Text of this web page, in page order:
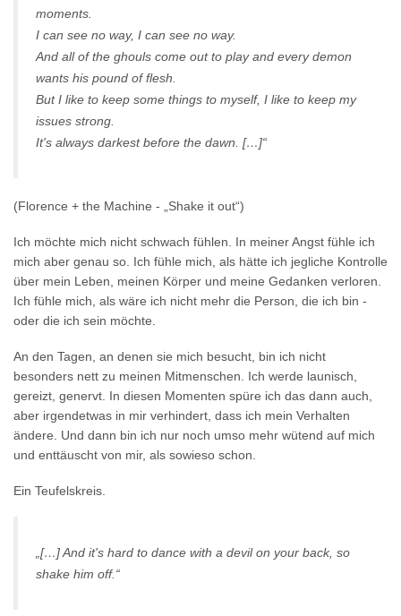
moments.
I can see no way, I can see no way.
And all of the ghouls come out to play and every demon
wants his pound of flesh.
But I like to keep some things to myself, I like to keep my
issues strong.
It's always darkest before the dawn. […]“
(Florence + the Machine - „Shake it out“)
Ich möchte mich nicht schwach fühlen. In meiner Angst fühle ich
mich aber genau so. Ich fühle mich, als hätte ich jegliche Kontrolle
über mein Leben, meinen Körper und meine Gedanken verloren.
Ich fühle mich, als wäre ich nicht mehr die Person, die ich bin -
oder die ich sein möchte.
An den Tagen, an denen sie mich besucht, bin ich nicht
besonders nett zu meinen Mitmenschen. Ich werde launisch,
gereizt, genervt. In diesen Momenten spüre ich das dann auch,
aber irgendetwas in mir verhindert, dass ich mein Verhalten
ändere. Und dann bin ich nur noch umso mehr wütend auf mich
und enttäuscht von mir, als sowieso schon.
Ein Teufelskreis.
„[…] And it's hard to dance with a devil on your back, so
shake him off.“